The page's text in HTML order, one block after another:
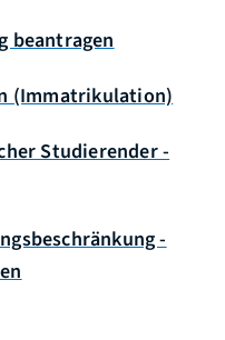
beantragen
(Immatrikulation)
Studierender -
-